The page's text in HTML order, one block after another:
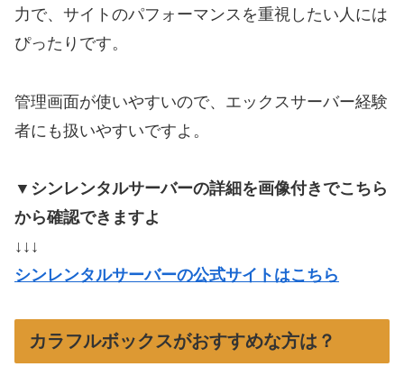
力で、サイトのパフォーマンスを重視したい人には
ぴったりです。
管理画面が使いやすいので、エックスサーバー経験
者にも扱いやすいですよ。
▼シンレンタルサーバーの詳細を画像付きでこちら
から確認できますよ
↓↓↓
シンレンタルサーバーの公式サイトはこちら
カラフルボックスがおすすめな方は？